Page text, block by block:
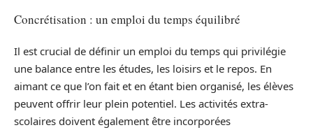
Concrétisation : un emploi du temps équilibré
Il est crucial de définir un emploi du temps qui privilégie
une balance entre les études, les loisirs et le repos. En
aimant ce que l’on fait et en étant bien organisé, les élèves
peuvent offrir leur plein potentiel. Les activités extra-
scolaires doivent également être incorporées